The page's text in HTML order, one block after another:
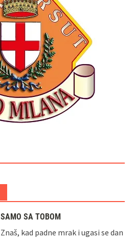
SAMO SA TOBOM
Znaš, kad padne mrak i ugasi se dan